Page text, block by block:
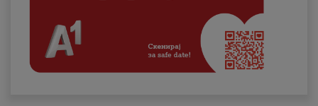
Поддршка
Надополни кредит
Плати сметка